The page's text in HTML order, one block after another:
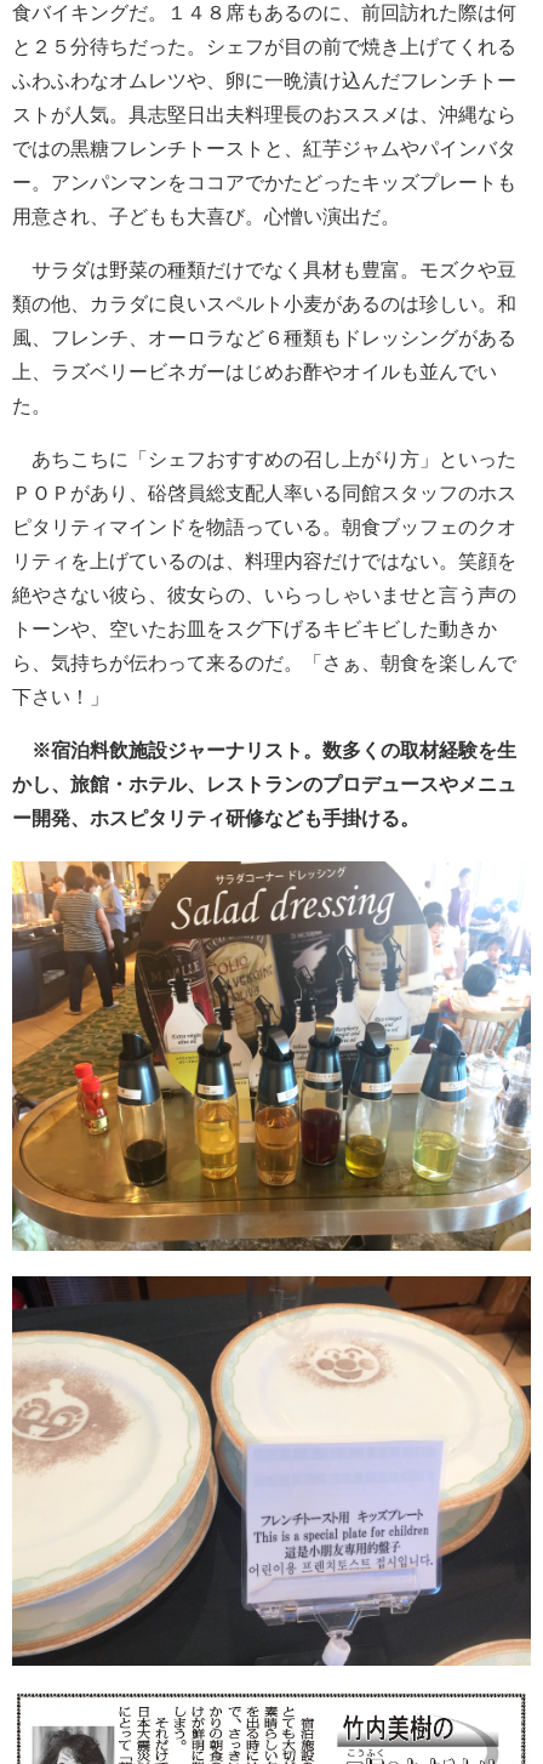
食バイキングだ。１４８席もあるのに、前回訪れた際は何
と２５分待ちだった。シェフが目の前で焼き上げてくれる
ふわふわなオムレツや、卵に一晩漬け込んだフレンチトー
ストが人気。具志堅日出夫料理長のおススメは、沖縄なら
ではの黒糖フレンチトーストと、紅芋ジャムやパインバタ
ー。アンパンマンをココアでかたどったキッズプレートも
用意され、子どもも大喜び。心憎い演出だ。
サラダは野菜の種類だけでなく具材も豊富。モズクや豆
類の他、カラダに良いスペルト小麦があるのは珍しい。和
風、フレンチ、オーロラなど６種類もドレッシングがある
上、ラズベリービネガーはじめお酢やオイルも並んでい
た。
あちこちに「シェフおすすめの召し上がり方」といった
ＰＯＰがあり、硲啓員総支配人率いる同館スタッフのホス
ピタリティマインドを物語っている。朝食ブッフェのクオ
リティを上げているのは、料理内容だけではない。笑顔を
絶やさない彼ら、彼女らの、いらっしゃいませと言う声の
トーンや、空いたお皿をスグ下げるキビキビした動きか
ら、気持ちが伝わって来るのだ。「さぁ、朝食を楽しんで
下さい！」
※宿泊料飲施設ジャーナリスト。数多くの取材経験を生
かし、旅館・ホテル、レストランのプロデュースやメニュ
ー開発、ホスピタリティ研修なども手掛ける。